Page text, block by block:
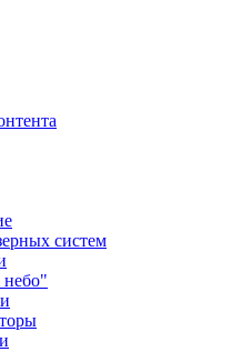
систем
небо"